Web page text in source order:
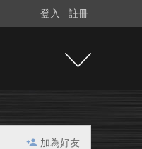
登入 註冊
加為好友